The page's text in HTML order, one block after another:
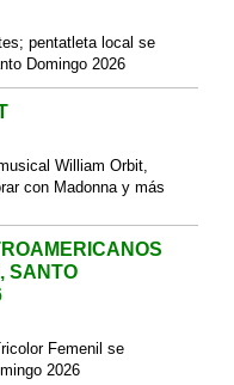
pentatleta local se
Domingo 2026
William Orbit,
con Madonna y más
SANTO
Femenil se
2026